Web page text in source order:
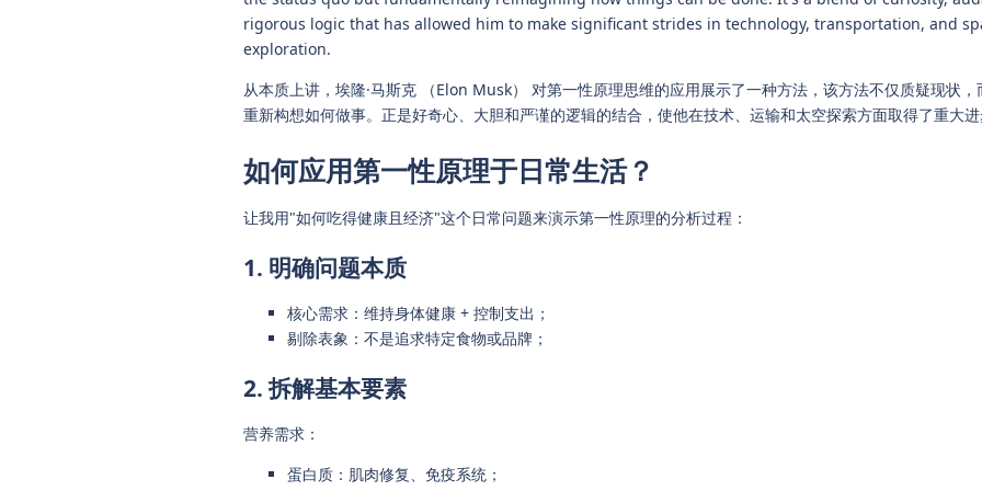
rigorous logic that has allowed him to make significant strides in technology, transportation, and
exploration.
从本质上讲，埃隆·马斯克 （Elon Musk） 对第一性原理思维的应用展示了一种方法，该方法不仅质疑现状，
重新构想如何做事。正是好奇心、大胆和严谨的逻辑的结合，使他在技术、运输和太空探索方面取得了重大进
如何应用第一性原理于日常生活？
让我用"如何吃得健康且经济"这个日常问题来演示第一性原理的分析过程：
1. 明确问题本质
核心需求：维持身体健康 + 控制支出；
剔除表象：不是追求特定食物或品牌；
2. 拆解基本要素
营养需求：
蛋白质：肌肉修复、免疫系统；